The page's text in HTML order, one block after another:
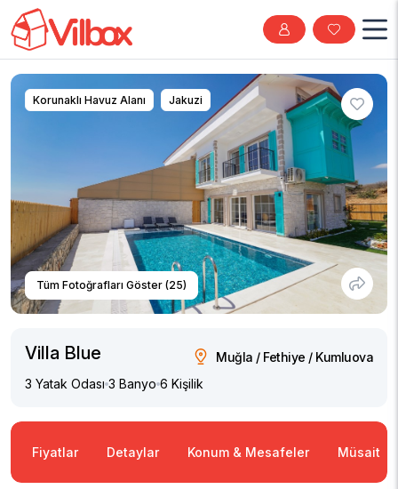
Tüm Fotoğrafları Göster (25)
Korunaklı Havuz Alanı Jakuzi
Villa Blue
Muğla / Fethiye / Kumluova
3 Yatak Odası 3 Banyo 6 Kişilik
Fiyatlar Detaylar Konum & Mesafeler Müsaitlik